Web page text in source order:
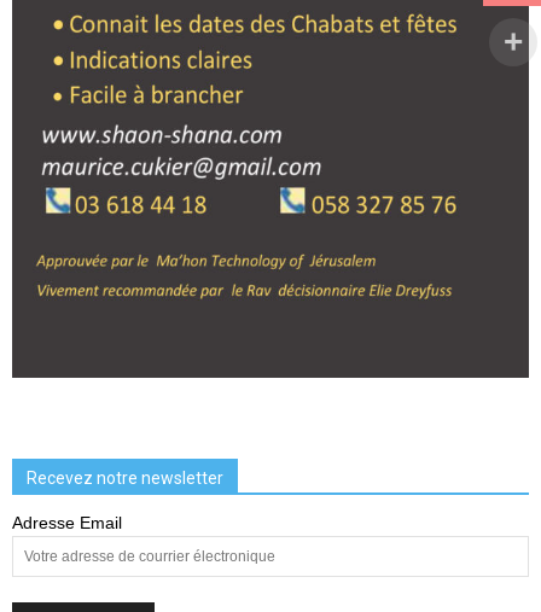
Recevez notre newsletter
Adresse Email